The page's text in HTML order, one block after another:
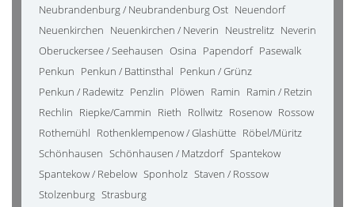
Neubrandenburg / Neubrandenburg Ost Neuendorf
Neuenkirchen Neuenkirchen / Neverin Neustrelitz Neverin
Oberuckersee / Seehausen Osina Papendorf Pasewalk
Penkun Penkun / Battinsthal Penkun / Grünz
Penkun / Radewitz Penzlin Plöwen Ramin Ramin / Retzin
Rechlin Riepke/Cammin Rieth Rollwitz Rosenow Rossow
Rothemühl Rothenklempenow / Glashütte Röbel/Müritz
Schönhausen Schönhausen / Matzdorf Spantekow
Spantekow / Rebelow Sponholz Staven / Rossow
Stolzenburg Strasburg